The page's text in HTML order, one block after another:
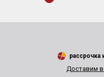
рассрочка
Доставим в